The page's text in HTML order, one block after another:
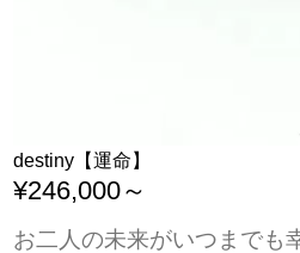
destiny【運命】
¥246,000～
お二人の未来がいつまでも